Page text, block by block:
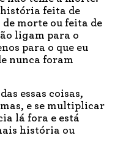
história feita de
morte ou feita de
ligam para o
para o que eu
nunca foram
essas coisas,
e se multiplicar
lá fora e está
história ou